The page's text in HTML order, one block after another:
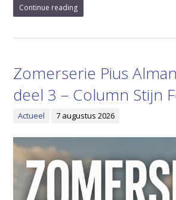
Continue reading
Zomerserie Pius
deel 3 – Column Stijn
Actueel 7 augustus 2026